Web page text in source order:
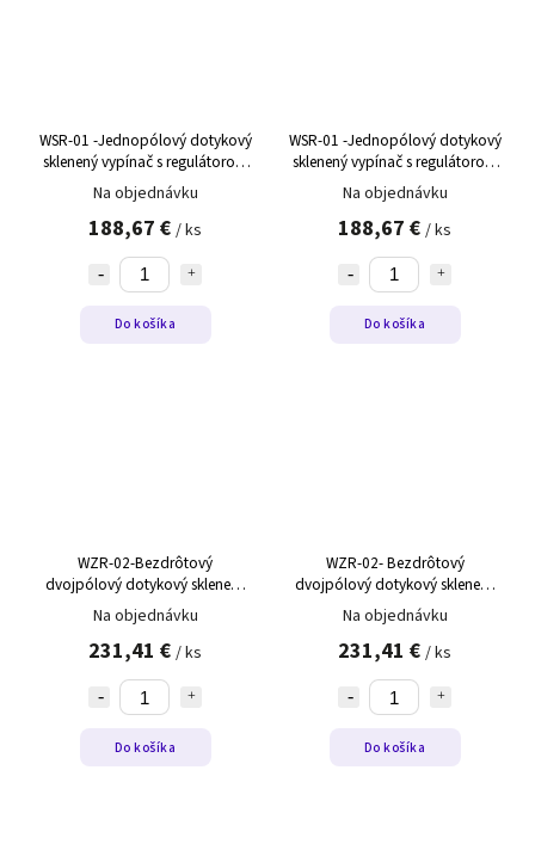
WSR-01 -Jednopólový dotykový
sklenený vypínač s regulátorom
teploty WSR-01 biely,ľavý
Na objednávku
188,67 € / ks
Do košíka
WSR-01 -Jednopólový dotykový
sklenený vypínač s regulátorom
teploty WSR-01 biely,pravý
Na objednávku
188,67 € / ks
Do košíka
WZR-02-Bezdrôtový
dvojpólový dotykový sklenený
ovládač roliet s regulátorom
teploty WZR-02 čierny,ľavý
Na objednávku
231,41 € / ks
Do košíka
WZR-02- Bezdrôtový
dvojpólový dotykový sklenený
ovládač roliet s regulátorom
teploty WZR-02 biely,ľavý
Na objednávku
231,41 € / ks
Do košíka